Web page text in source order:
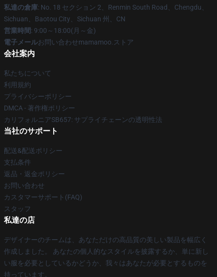
私達の倉庫: No. 18 セクション 2、Renmin South Road、Chengdu、
Sichuan、Baotou City、Sichuan 州、CN
営業時間: 9:00～18:00(月～金)
電子メールお問い合わせmamamoo.ストア
会社案内
私たちについて
利用規約
プライバシーポリシー
DMCA - 著作権ポリシー
カリフォルニアSB657: サプライチェーンの透明性法
当社のサポート
配送&配送ポリシー
支払条件
返品・返金ポリシー
お問い合わせ
カスタマーサポート(FAQ)
スタッフ
私達の店
デザイナーのチームは、あなただけの高品質の美しい製品を幅広く
作成しました。 あなたの個人的なスタイルを披露するか、単に新し
い服を必要としているかどうか、我々はあなたが必要とするものを
持っています。